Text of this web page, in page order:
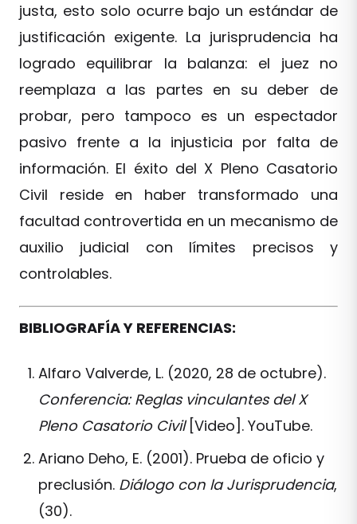
justa, esto solo ocurre bajo un estándar de
justificación exigente. La jurisprudencia ha
logrado equilibrar la balanza: el juez no
reemplaza a las partes en su deber de
probar, pero tampoco es un espectador
pasivo frente a la injusticia por falta de
información. El éxito del X Pleno Casatorio
Civil reside en haber transformado una
facultad controvertida en un mecanismo de
auxilio judicial con límites precisos y
controlables.
BIBLIOGRAFÍA Y REFERENCIAS:
Alfaro Valverde, L. (2020, 28 de octubre).
Conferencia: Reglas vinculantes del X
Pleno Casatorio Civil[Video]. YouTube.
Ariano Deho, E. (2001). Prueba de oficio y
preclusión. Diálogo con la Jurisprudencia,
(30).